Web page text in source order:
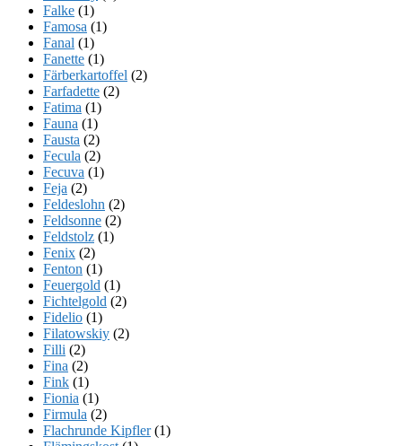
Falke (1)
Famosa (1)
Fanal (1)
Fanette (1)
Färberkartoffel (2)
Farfadette (2)
Fatima (1)
Fauna (1)
Fausta (2)
Fecula (2)
Fecuva (1)
Feja (2)
Feldeslohn (2)
Feldsonne (2)
Feldstolz (1)
Fenix (2)
Fenton (1)
Feuergold (1)
Fichtelgold (2)
Fidelio (1)
Filatowskiy (2)
Filli (2)
Fina (2)
Fink (1)
Fionia (1)
Firmula (2)
Flachrunde Kipfler(1)